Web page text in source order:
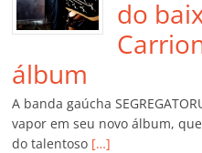
do
álbum
A banda gaúcha
vapor em seu novo álbum,
do talentoso […]